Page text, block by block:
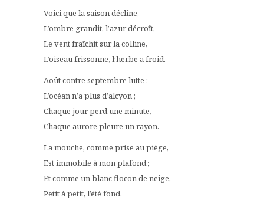
Voici que la saison décline,
L’ombre grandit, l’azur décroît,
Le vent fraîchit sur la colline,
L’oiseau frissonne, l’herbe a froid.
Août contre septembre lutte ;
L’océan n’a plus d’alcyon ;
Chaque jour perd une minute,
Chaque aurore pleure un rayon.
La mouche, comme prise au piège,
Est immobile à mon plafond ;
Et comme un blanc flocon de neige,
Petit à petit, l’été fond.